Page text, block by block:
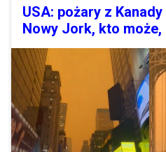
USA: pożary z
Nowy Jork, kto